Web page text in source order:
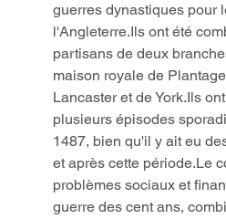
guerres dynastiques pour
l'Angleterre.Ils ont été
partisans de deux
maison royale de
Lancaster et de York.Ils
plusieurs épisodes
1487, bien qu'il y ait eu
et après cette période.Le
problèmes sociaux et
guerre des cent ans,